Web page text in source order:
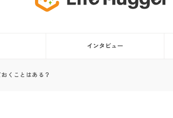
インタビュー
くことはある？